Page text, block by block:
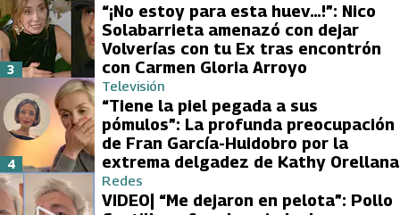
“¡No estoy para esta huev…!”: Nico
Solabarrieta amenazó con dejar
Volverías con tu Ex tras encontrón
con Carmen Gloria Arroyo
3
Televisión
“Tiene la piel pegada a sus
pómulos”: La profunda preocupación
de Fran García-Huidobro por la
extrema delgadez de Kathy Orellana
4
Redes
VIDEO| “Me dejaron en pelota”: Pollo